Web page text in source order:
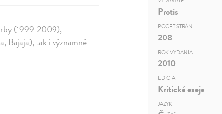
(1999-2009),
Bajaja), tak i významné
Protis
POČET STRÁN
208
ROK VYDANIA
2010
EDÍCIA
Kritické eseje
JAZYK